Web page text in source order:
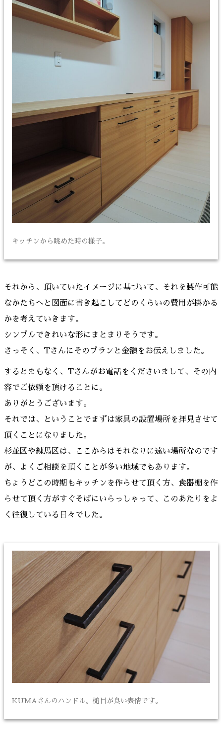
キッチンから眺めた時の様子。
それから、頂いていたイメージに基づいて、それを製作可能
なかたちへと図面に書き起こしてどのくらいの費用が掛かる
かを考えていきます。
シンプルできれいな形にまとまりそうです。
さっそく、Tさんにそのプランと金額をお伝えしました。
するとまもなく、Tさんがお電話をくださいまして、その内
容でご依頼を頂けることに。
ありがとうございます。
それでは、ということでまずは家具の設置場所を拝見させて
頂くことになりました。
杉並区や練馬区は、ここからはそれなりに遠い場所なのです
が、よくご相談を頂くことが多い地域でもあります。
ちょうどこの時期もキッチンを作らせて頂く方、食器棚を作
らせて頂く方がすぐそばにいらっしゃって、このあたりをよ
く往復している日々でした。
KUMAさんのハンドル。槌目が良い表情です。